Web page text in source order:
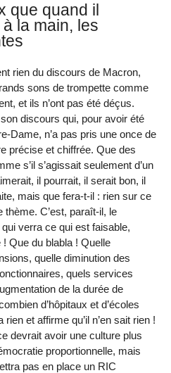
que quand il
la main, les
rien du discours de Macron,
sons de trompette comme
et ils n’ont pas été déçus.
discours qui, pour avoir été
Dame, n’a pas pris une once de
précise et chiffrée. Que des
s’il s’agissait seulement d’un
il pourrait, il serait bon, il
mais que fera-t-il : rien sur ce
C’est, paraît-il, le
verra ce qui est faisable,
Que du blabla ! Quelle
quelle diminution des
quels services
de la durée de
d’hôpitaux et d’écoles
et affirme qu’il n’en sait rien !
devrait avoir une culture plus
proportionnelle, mais
pas en place un RIC